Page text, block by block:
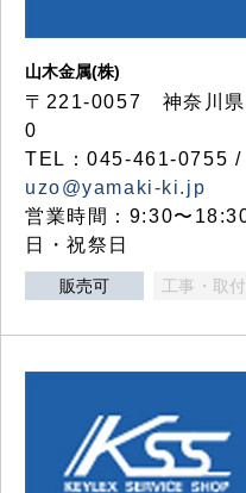
山木金属(株)
〒221-0057 神奈川県
0
TEL：045-461-0755
uzo@yamaki-ki.jp
営業時間：9:30〜
日・祝祭日
販売可 工事・取